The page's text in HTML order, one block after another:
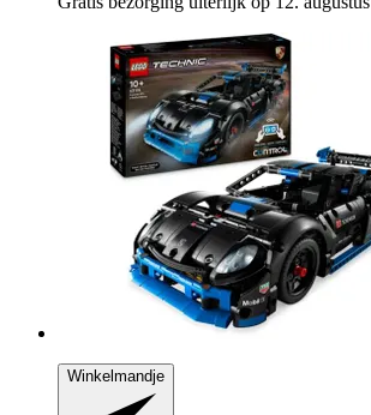
Winkelmandje